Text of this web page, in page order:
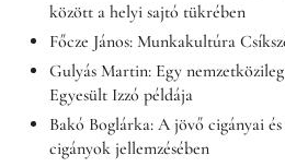
között a helyi sajtó tükrében
Főcze János: Munkakultúra
Gulyás Martin: Egy
Egyesült Izzó példája
Bakó Boglárka: A jövő cigányai
cigányok jellemzésében